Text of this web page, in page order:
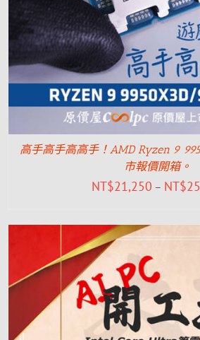
高手高手高高手！AMD Ryzen 9
市報價開箱。
NT$21,250 – NT$